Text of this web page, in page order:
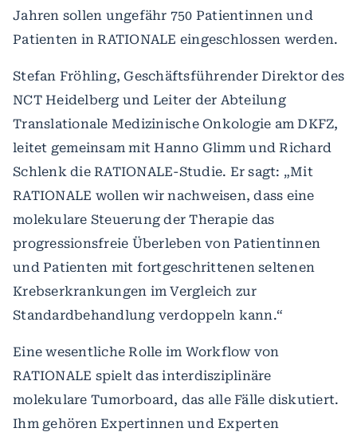
Jahren sollen ungefähr 750 Patientinnen und
Patienten in RATIONALE eingeschlossen werden.
Stefan Fröhling, Geschäftsführender Direktor des
NCT Heidelberg und Leiter der Abteilung
Translationale Medizinische Onkologie am DKFZ,
leitet gemeinsam mit Hanno Glimm und Richard
Schlenk die RATIONALE-Studie. Er sagt: „Mit
RATIONALE wollen wir nachweisen, dass eine
molekulare Steuerung der Therapie das
progressionsfreie Überleben von Patientinnen
und Patienten mit fortgeschrittenen seltenen
Krebserkrankungen im Vergleich zur
Standardbehandlung verdoppeln kann.“
Eine wesentliche Rolle im Workflow von
RATIONALE spielt das interdisziplinäre
molekulare Tumorboard, das alle Fälle diskutiert.
Ihm gehören Expertinnen und Experten